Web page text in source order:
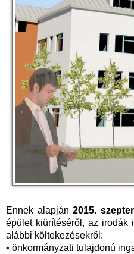
Ennek alapján2015.
épület kiürítéséről, az irodák
alábbi költekezésekről:
• önkormányzati tulajdonú